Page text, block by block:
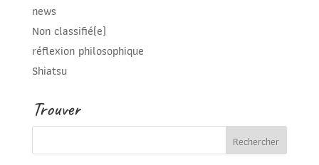
news
Non classifié(e)
réflexion philosophique
Shiatsu
Trouver